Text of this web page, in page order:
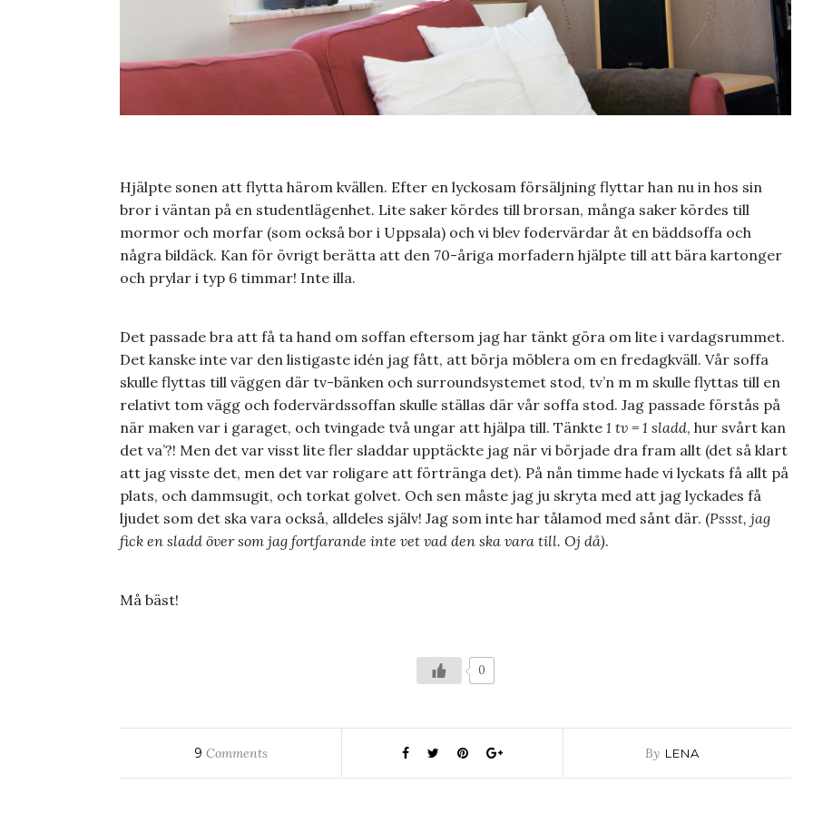
Hjälpte sonen att flytta härom kvällen. Efter en lyckosam försäljning flyttar han nu in hos sin
bror i väntan på en studentlägenhet. Lite saker kördes till brorsan, många saker kördes till
mormor och morfar (som också bor i Uppsala) och vi blev fodervärdar åt en bäddsoffa och
några bildäck. Kan för övrigt berätta att den 70-åriga morfadern hjälpte till att bära kartonger
och prylar i typ 6 timmar! Inte illa.
Det passade bra att få ta hand om soffan eftersom jag har tänkt göra om lite i vardagsrummet.
Det kanske inte var den listigaste idén jag fått, att börja möblera om en fredagkväll. Vår soffa
skulle flyttas till väggen där tv-bänken och surroundsystemet stod, tv’n m m skulle flyttas till en
relativt tom vägg och fodervärdssoffan skulle ställas där vår soffa stod. Jag passade förstås på
när maken var i garaget, och tvingade två ungar att hjälpa till. Tänkte 1 tv = 1 sladd, hur svårt kan
det va’?! Men det var visst lite fler sladdar upptäckte jag när vi började dra fram allt (det så klart
att jag visste det, men det var roligare att förtränga det). På nån timme hade vi lyckats få allt på
plats, och dammsugit, och torkat golvet. Och sen måste jag ju skryta med att jag lyckades få
ljudet som det ska vara också, alldeles själv! Jag som inte har tålamod med sånt där. (Pssst, jag
fick en sladd över som jag fortfarande inte vet vad den ska vara till. Oj då).
Må bäst!
0
9 Comments By LENA